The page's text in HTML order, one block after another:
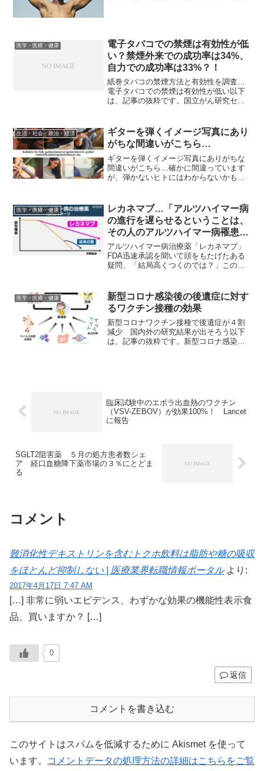
医学・医療・健康
電子タバコでの禁煙は有効性が低
い？禁煙外来での成功率は34%、
自力での成功率は33%？！
紙巻タバコの禁煙方法と有効性を調査…
電子タバコでの禁煙は有効性が低い以下
は、記事の抜粋です。国立がん研究セン
年間に紙巻きタバコの使用をやめる禁煙
行動に取り組んだ禁煙施...
生活・社会・政治・経済
ギターを弾くイメージ写真にあり
がちな間違いがこちら…
ギターを弾くイメージ写真にありがちな
間違いがこちら…確かに間違っています
が、弾かないヒトにはわからないかも。
医学・医療・健康
レカネマブ…「アルツハイマー病
の進行を遅らせるということは、
その人のアルツハイマー病罹患期
間を長くしてしまう」という指摘
アルツハイマー病治療薬「レカネマブ」
FDA迅速承認を聞いて頭をもたげたある
疑問、「結局高くつくのでは？」この指
せんでした。以下は、記事の抜粋です。
さて、今回は1月6日...
医学・医療・健康
新型コロナ感染後の後遺症に対す
るワクチン接種の効果
新型コロナワクチン接種で後遺症が４割
減少 国内外の研究結果が出そろう以下
は、記事の抜粋です。新型コロナ感染後
臨床試験中のエボラ出血熱のワクチン
（VSV-ZEBOV）が効果100%！ Lancet
に報告
SGLT2阻害薬 ５月の処方患者数シェ
ア 経口血糖降下薬市場の３％にとどま
る
コメント
難消化性デキストリンを含むトクホ飲料は脂肪や糖の吸収
をほとんど抑制しない | 医療業界転職情報ポータル より:
2017年4月17日 7:47 AM
[…] 非常に弱いエビデンス、わずかな効果の機能性表示食
品、買いますか？ […]
0
返信
コメントを書き込む
このサイトはスパムを低減するために Akismet を使って
います。
コメントデータの処理方法の詳細はこちらをご覧